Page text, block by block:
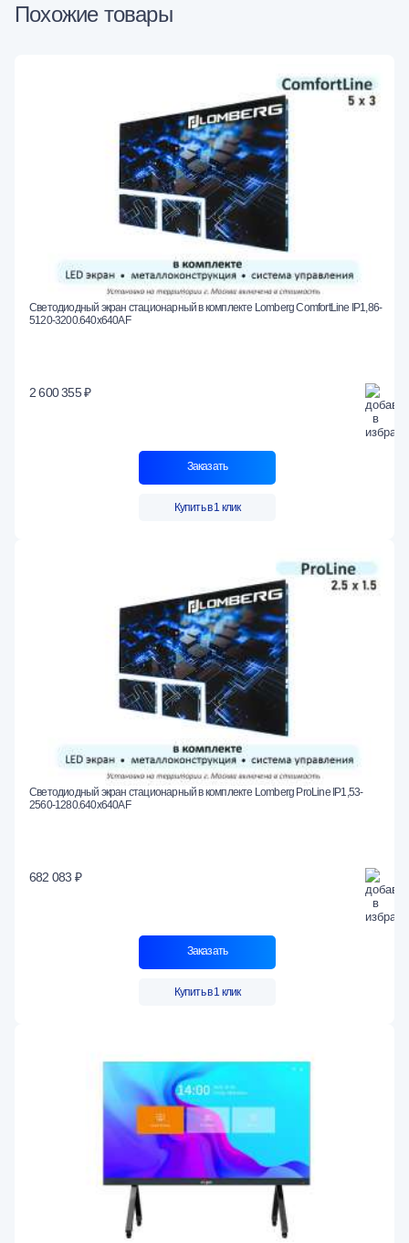
Похожие товары
Светодиодный экран стационарный в комплекте Lomberg ComfortLine IP1,86-
5120-3200.640x640AF
2 600 355 ₽
Заказать
Купить в 1 клик
Светодиодный экран стационарный в комплекте Lomberg ProLine IP1,53-
2560-1280.640x640AF
682 083 ₽
Заказать
Купить в 1 клик